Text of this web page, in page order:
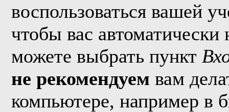
воспользоваться вашей
чтобы вас
можете выбрать пункт
не рекомендуем вам
компьютере, например в